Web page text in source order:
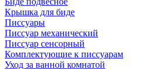
Крышка для биде
Писсуары
Писсуар механический
Писсуар сенсорный
Комплектующие к писсуарам
Уход за ванной комнатой